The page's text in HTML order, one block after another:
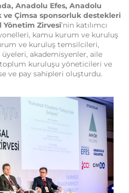
Anadolu Efes, Anadolu
ve Çimsa sponsorluk destekleri
Zirvesi’nin katılımcı
kamu kurum ve kuruluş
ve kuruluş temsilcileri,
akademisyenler, aile
kuruluşu yöneticileri ve
ve pay sahipleri oluşturdu.